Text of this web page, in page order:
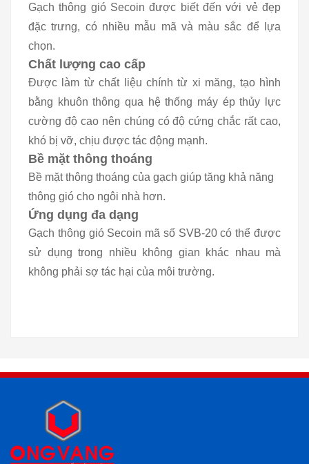
Gạch thông gió Secoin được biết đến với vẻ đẹp
đặc trưng, có nhiều mẫu mã và màu sắc để lựa
chọn.
Chất lượng cao cấp
Được làm từ chất liệu chính từ xi măng, tạo hình
bằng khuôn thông qua hệ thống máy ép thủy lực
cường độ cao nên chúng có độ cứng chắc rất cao,
khó bị vỡ, chịu được tác động mạnh.
Bề mặt thông thoáng
Bề mặt thông thoáng của gạch giúp tăng khả năng
thông gió cho ngôi nhà hơn.
Ứng dụng đa dạng
Gạch thông gió Secoin mã số SVB-20 có thể được
sử dụng trong nhiều không gian khác nhau mà
không phải sợ tác hại của môi trường.